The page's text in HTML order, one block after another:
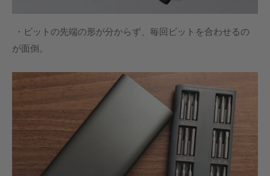
・ビットの先端の形が分からず、毎回ビットを合わせるの
が面倒。